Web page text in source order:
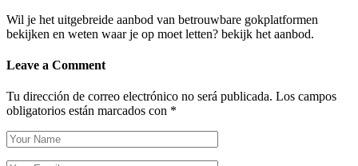
Wil je het uitgebreide aanbod van betrouwbare gokplatformen
bekijken en weten waar je op moet letten? bekijk het aanbod.
Leave a Comment
Tu dirección de correo electrónico no será publicada. Los campos
obligatorios están marcados con *